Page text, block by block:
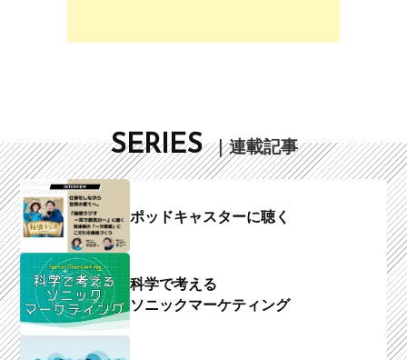
SERIES ｜連載記事
ポッドキャスターに聴く
科学で考える
ソニックマーケティング